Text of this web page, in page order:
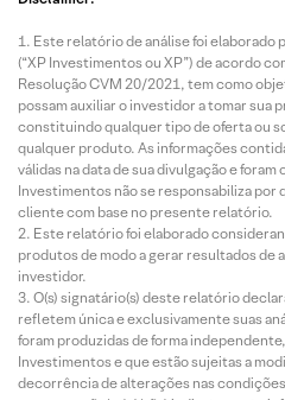
Este relatório de análise foi elaborado
(“XP Investimentos ou XP”) de acordo
Resolução CVM 20/2021, tem como
possam auxiliar o investidor a tomar sua
constituindo qualquer tipo de oferta ou
qualquer produto. As informações
válidas na data de sua divulgação e
Investimentos não se responsabiliza por
cliente com base no presente relatório.
Este relatório foi elaborado
produtos de modo a gerar resultados de
investidor.
O(s) signatário(s) deste relatório
refletem única e exclusivamente suas
foram produzidas de forma
Investimentos e que estão sujeitas a
decorrência de alterações nas condições